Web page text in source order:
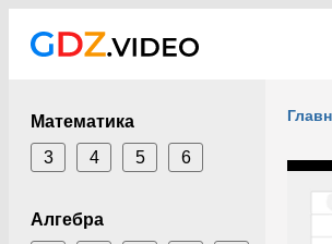
Математика
3
4 5 6
Алгебра